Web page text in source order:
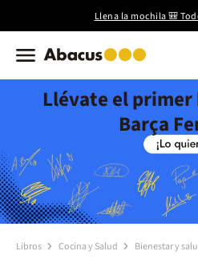
Llena la mochila 🎒
Llévate el
Barça
Libros Cocina y Salud Bienestar y